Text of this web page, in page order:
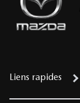
Liens rapides